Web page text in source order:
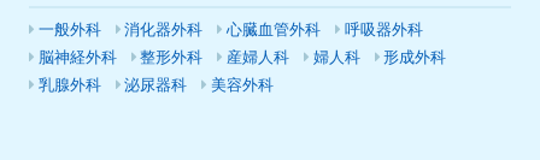
一般外科 消化器外科 心臓血管外科
呼吸器外科
脳神経外科
整形外科 産婦人科 婦人科
形成外科
乳腺外科
泌尿器科 美容外科